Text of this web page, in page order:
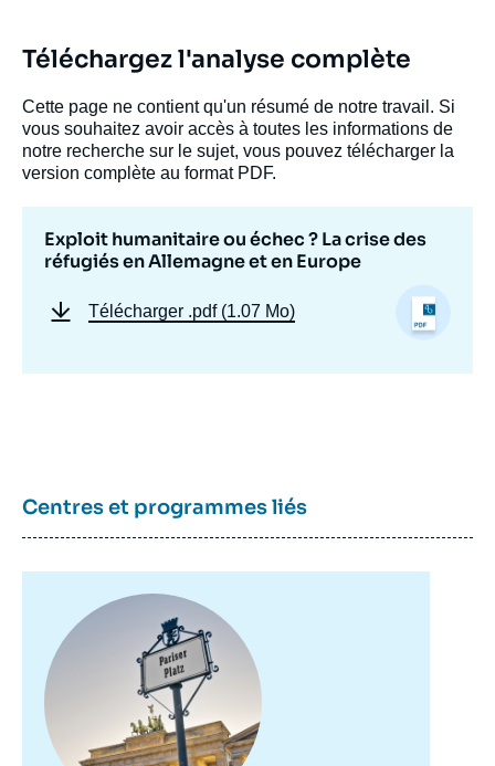
Téléchargez l'analyse complète
Cette page ne contient qu'un résumé de notre travail. Si
vous souhaitez avoir accès à toutes les informations de
notre recherche sur le sujet, vous pouvez télécharger la
version complète au format PDF.
Exploit humanitaire ou échec ? La crise des
réfugiés en Allemagne et en Europe
Télécharger .pdf (1.07 Mo)
Centres et programmes liés
principale